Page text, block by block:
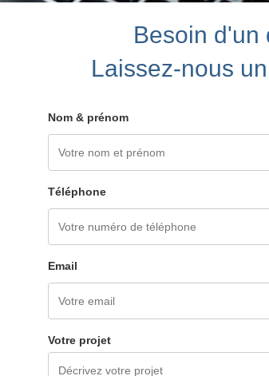
Besoin d'un
Laissez-nous
Nom & prénom
Téléphone
Email
Votre projet